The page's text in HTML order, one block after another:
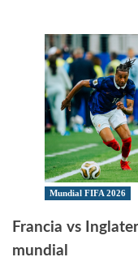
Mundial FIFA 2026
Francia vs
mundial